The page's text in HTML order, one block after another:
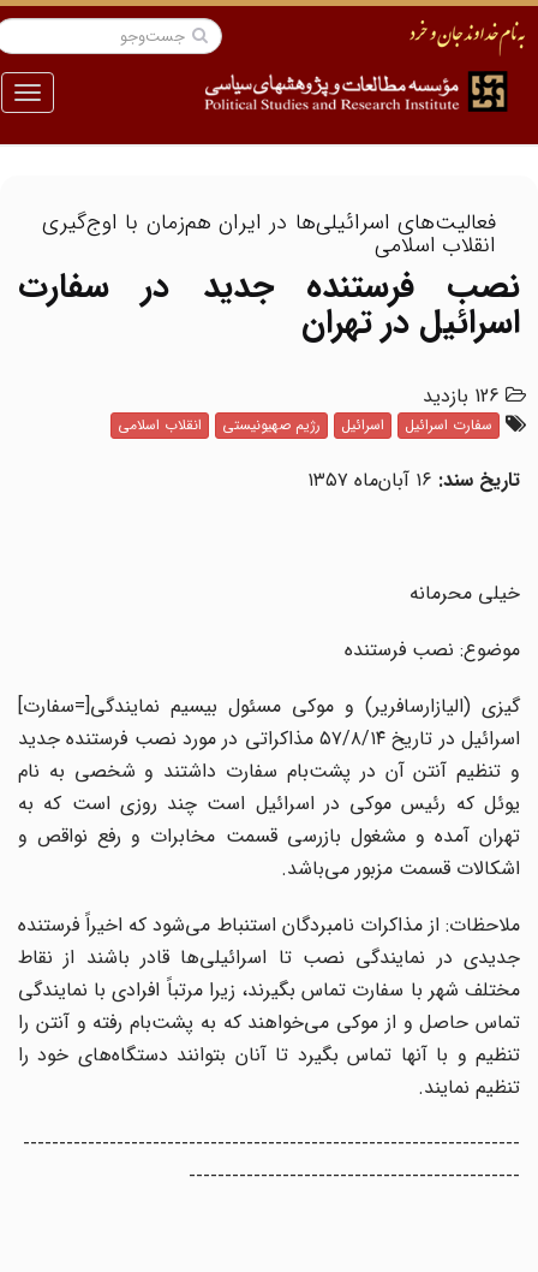
منو
فعالیت‌های اسرائیلی‌ها در ایران هم‌زمان با اوج‌گیری
انقلاب اسلامی
نصب فرستنده جدید در سفارت
اسرائیل در تهران
126 بازدید
سفارت اسرائیل اسرائیل رژیم صهیونیستی انقلاب اسلامی
تاریخ سند:۱۶ آبان‌ماه ۱۳۵۷
خیلی محرمانه
موضوع: نصب فرستنده
گیزی (الیازارسافریر) و موکی مسئول بیسیم نمایندگی[=سفارت]
اسرائیل در تاریخ ۵۷/۸/۱۴ مذاکراتی در مورد نصب فرستنده جدید
و تنظیم آنتن آن در پشت‌بام سفارت داشتند و شخصی به نام
یوئل که رئیس موکی در اسرائیل است چند روزی است که به
تهران آمده و مشغول بازرسی قسمت مخابرات و رفع نواقص و
اشکالات قسمت مزبور می‌باشد.
ملاحظات: از مذاکرات نامبردگان استنباط می‌شود که اخیراً فرستنده
جدیدی در نمایندگی نصب تا اسرائیلی‌ها قادر باشند از نقاط
مختلف شهر با سفارت تماس بگیرند، زیرا مرتباً افرادی با نمایندگی
تماس حاصل و از موکی می‌خواهند که به پشت‌بام رفته و آنتن را
تنظیم و با آنها تماس بگیرد تا آنان بتوانند دستگاه‌های خود را
تنظیم نمایند.
---------------------------------------------------------------------
----------------------------------------------